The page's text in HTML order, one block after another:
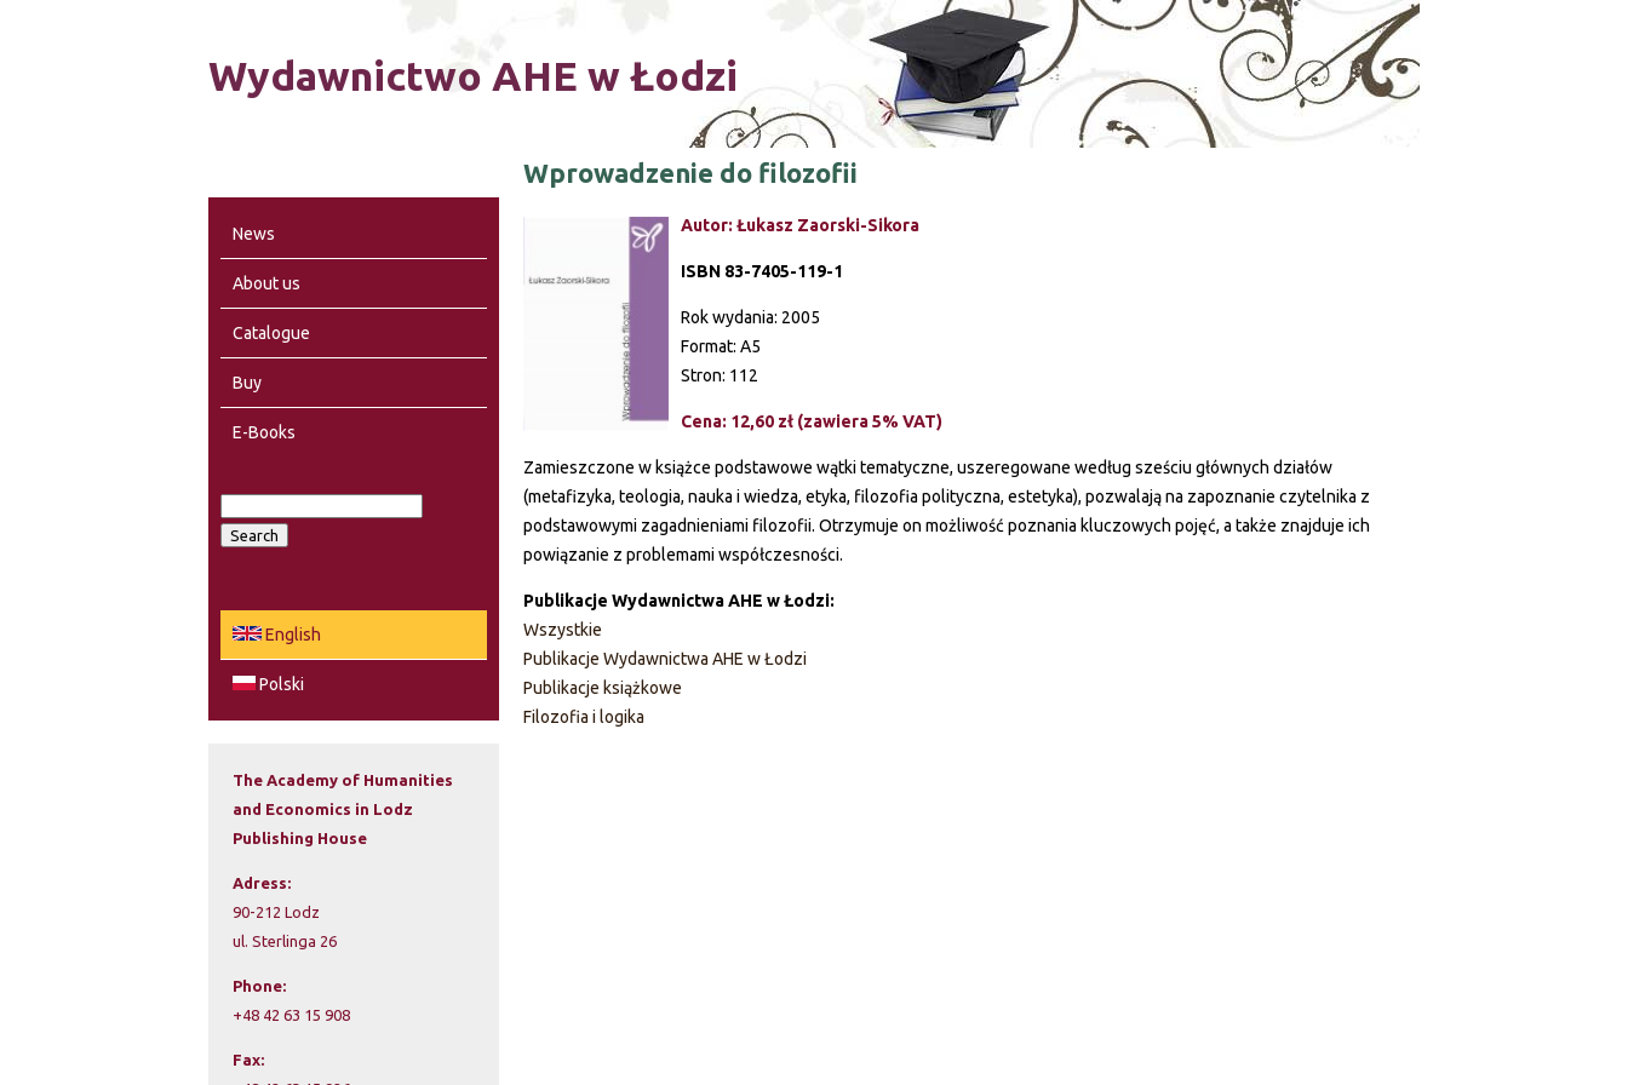
Wydawnictwo AHE w Łodzi
Wprowadzenie do filozofii
Autor: Łukasz Zaorski-Sikora
ISBN 83-7405-119-1
Rok wydania: 2005
Format: A5
Stron: 112
Cena: 12,60 zł (zawiera 5% VAT)
Zamieszczone w książce podstawowe wątki tematyczne, uszeregowane według sześciu głównych działów
(metafizyka, teologia, nauka i wiedza, etyka, filozofia polityczna, estetyka), pozwalają na zapoznanie czytelnika z
podstawowymi zagadnieniami filozofii. Otrzymuje on możliwość poznania kluczowych pojęć, a także znajduje ich
powiązanie z problemami współczesności.
Publikacje Wydawnictwa AHE w Łodzi:
Wszystkie
Publikacje Wydawnictwa AHE w Łodzi
Publikacje książkowe
Filozofia i logika
News
About us
Catalogue
Buy
E-Books
S
a
c
m
English
Polski
The Academy of Humanities
and Economics in Lodz
Publishing House
Adress:
90-212 Lodz
ul. Sterlinga 26
Phone:
+48 42 63 15 908
Fax: